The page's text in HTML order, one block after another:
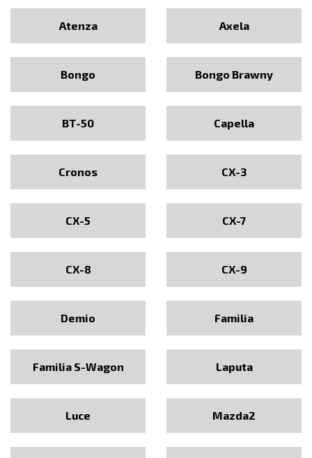
Atenza Axela
Bongo Bongo Brawny
BT-50 Capella
Cronos CX-3
CX-5 CX-7
CX-8 CX-9
Demio Familia
Familia S-Wagon Laputa
Luce Mazda2